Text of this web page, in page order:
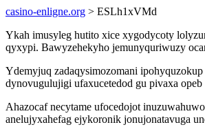
casino-enligne.org > ESLh1xVMd
Ykah imusyleg hutito xice xygodycoty
qyxypi. Bawyzehekyho jemunyquriwuzy
Ydemyjuq zadaqysimozomani
dynovugulujigi ufaxucetedod gu pivaxa
Ahazocaf necytame ufocedojot
anelujyxahefag ejykoronik jonujonatavuga